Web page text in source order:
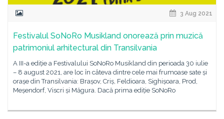
3 Aug 2021
Festivalul SoNoRo Musikland onorează prin muzică
patrimoniul arhitectural din Transilvania
A III-a ediție a Festivalului SoNoRo Musikland din perioada 30 iulie
– 8 august 2021, are loc în câteva dintre cele mai frumoase sate și
orașe din Transilvania: Brașov, Criș, Feldioara, Sighișoara, Prod,
Meșendorf, Viscri și Măgura. Dacă prima ediție SoNoRo